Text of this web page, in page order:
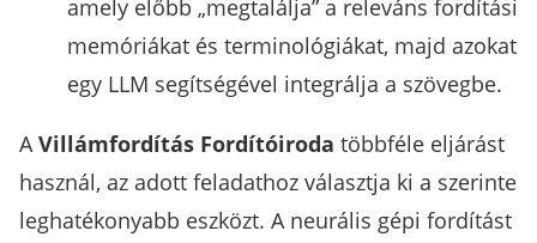
amely előbb „megtalálja” a releváns fordítási
memóriákat és terminológiákat, majd azokat
egy LLM segítségével integrálja a szövegbe.
AVillámfordítás Fordítóiroda többféle eljárást
használ, az adott feladathoz választja ki a szerinte
leghatékonyabb eszközt. A neurális gépi fordítást